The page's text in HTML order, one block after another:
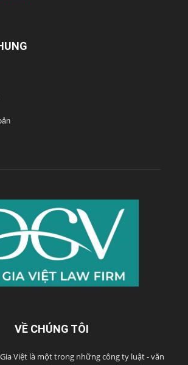
VỀ CHÚNG TÔI
Việt là một trong những công ty luật - văn